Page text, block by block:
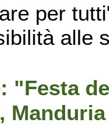
per
alle
"Festa